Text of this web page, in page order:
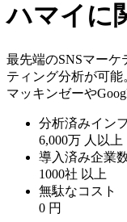
ハマイに
最先端のSNSマー
ティング分析が可
マッキンゼーや
分析済みイン
6,000万 人以上
導入済み企業
1000社 以上
無駄なコスト
0 円